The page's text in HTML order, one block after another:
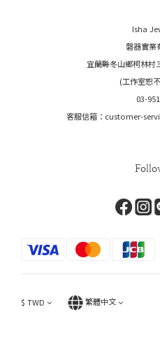
Isha
磐器實業
宜蘭縣冬山鄉柯林村
(工作室恕
03-
客服信箱：customer-
$ TWD 繁體中文